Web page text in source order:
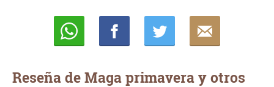
Reseña de Maga primavera y otros